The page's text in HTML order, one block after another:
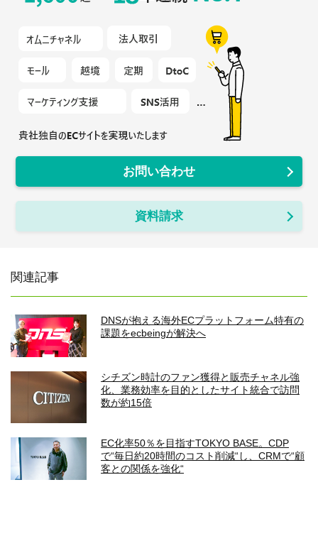
お問い合わせ
資料請求
関連記事
DNSが抱える海外ECプラットフォーム特有の
課題をecbeingが解決へ
シチズン時計のファン獲得と販売チャネル強
化、業務効率を目的としたサイト統合で訪問
数が約15倍
EC化率50％を目指すTOKYO BASE。CDP
で“毎日約20時間のコスト削減“し、CRMで“顧
客との関係を強化“